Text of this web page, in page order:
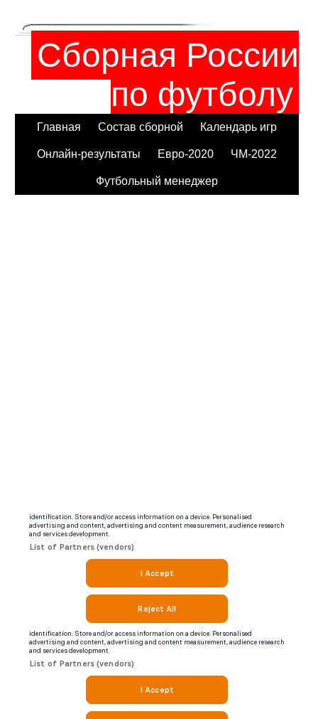
Сборная России
по футболу
Главная Состав сборной Календарь игр
Онлайн-результаты Евро-2020 ЧМ-2022
Футбольный менеджер